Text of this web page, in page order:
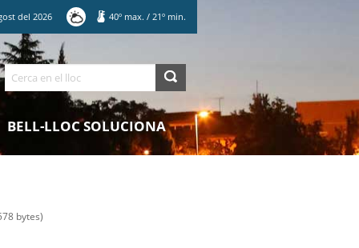
del2026 40º max. / 21º min.
Cerca
BELL-LLOC SOLUCIONA
bytes)